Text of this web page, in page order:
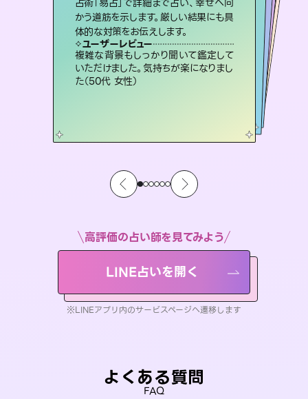
かう道筋を示します。厳しい結果にも具
体的な対策をお伝えします。
ユーザーレビュー
複雑な背景もしっかり聞いて鑑定して
いただけました。気持ちが楽になりまし
た（50代 女性）
い未来をサポートします。
ユーザーレビュー
とても心温まる鑑定でした。しかもこち
らは何も言っていないのに視えていらっ
しゃるんだなと驚きです（30代女性）
紐解き、背中をそっと押して導きます。
ユーザーレビュー
安心感のあり、言い切ってくれる所や濁
さない鑑定のおかげで、毎回自分の気
持ちを整えられます（30代 男性）
未来には何パターンもの選択肢があります。不安で視えにくくなっているあなたの素敵な未来を見つけ、その未来を選択できるようアドバイスします。
ユーザーレビュー
職場の人の性質や人間関係、本心など
本当によく視えていてびっくり。対策が
打てて前向きになれます（40代）
ントを優しく引き出します。
ユーザーレビュー
不安な気持ちが嘘みたいに晴れまし
た…！よく視えていらっしゃるんだなと
感じました（40代 女性）
寧に読み解き恋愛成就へと導きます。
ユーザーレビュー
鑑定していただいてアドバイス通りに行
動すると仲が復活してきました。ありが
とうございました（40代 女性）
高評価の占い師を見てみよう
LINE占いを開く
※LINEアプリ内のサービスページへ遷移します
よくある質問
FAQ